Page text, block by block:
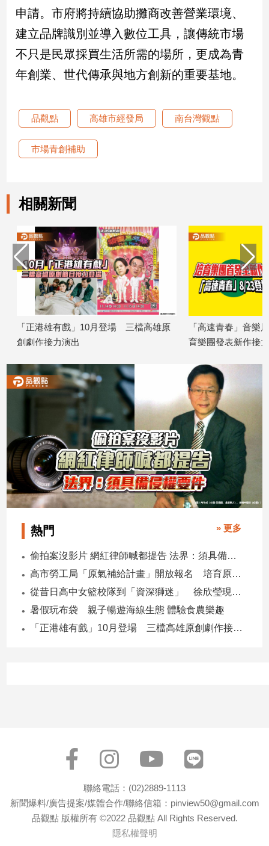
申請。市府將持續協助攤商改善營業環境、
建立品牌識別並導入數位工具，讓傳統市場
不只是民眾採買生活所需的場所，更成為青
年創業、世代傳承與地方創新的重要基地。
品觀點 高雄市經發局 南台灣觀點
市場青創補助
相關新聞
「正港雄有戲」10月登場 三檔高雄原
創劇作接力演出
「高速青春」音樂展
育樂團發表新作接力
熱門 » 更多
偷拍案沒影片 網紅律師喊都提告 法界：須具備侵權要件
高市勞工局「原氣補給計畫」開放報名 培育原民青年就業力與部落創新
從昔日高中女籃校隊到「資深獅迷」 徐欣瑩現身攻城獅開訓為球隊加油
暑假玩布袋 親子暢遊海線生態 體驗食農樂趣
「正港雄有戲」10月登場 三檔高雄原創劇作接力演出
聯絡電話：(02)2889-1113
新聞爆料/廣告提案/媒體合作/聯絡信箱：pinview50@gmail.com
品觀點 版權所有 ©2022 品觀點 All Rights Reserved.
隱私權聲明